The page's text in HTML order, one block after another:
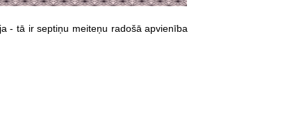
- tā ir septiņu meiteņu radošā apvienība